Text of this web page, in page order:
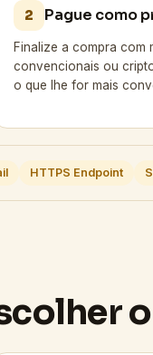
2 Pague como
Finalize a compra com
convencionais ou
o que lhe for mais
HTTPS Endpoint